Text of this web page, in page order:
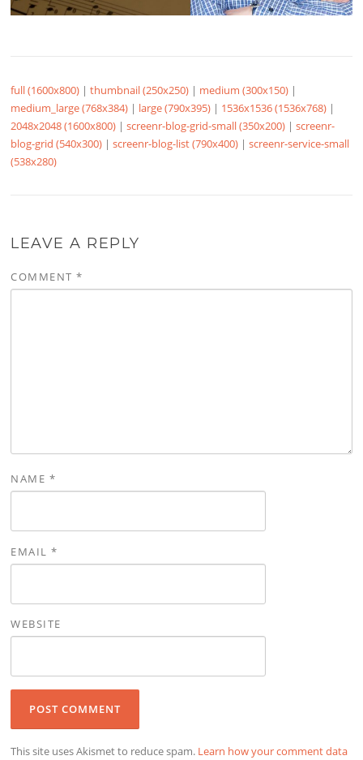
full (1600x800) |thumbnail (250x250) | medium (300x150) |
medium_large (768x384) | large (790x395) | 1536x1536 (1536x768) |
2048x2048 (1600x800) |screenr-blog-grid-small (350x200) |screenr-
blog-grid (540x300) |screenr-blog-list (790x400) |screenr-service-small
(538x280)
LEAVE A REPLY
COMMENT*
NAME *
EMAIL*
WEBSITE
This site uses Akismet to reduce spam. Learn how your comment data